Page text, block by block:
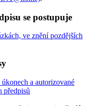
se postupuje
ve znění pozdějších
a autorizované
předpisů